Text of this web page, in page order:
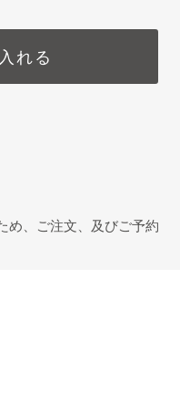
れる
め、ご注文、及びご予約